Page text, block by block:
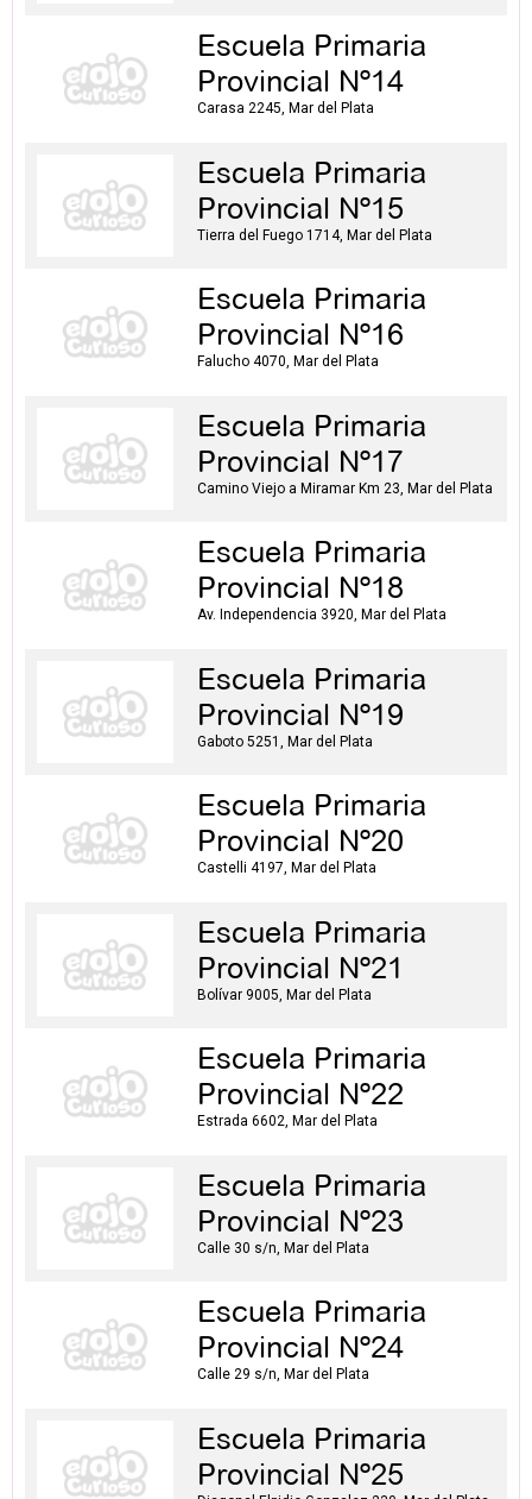
Escuela Primaria
Provincial Nº14
Carasa 2245, Mar del Plata
Escuela Primaria
Provincial Nº15
Tierra del Fuego 1714, Mar del Plata
Escuela Primaria
Provincial Nº16
Falucho 4070, Mar del Plata
Escuela Primaria
Provincial Nº17
Camino Viejo a Miramar Km 23, Mar del Plata
Escuela Primaria
Provincial Nº18
Av. Independencia 3920, Mar del Plata
Escuela Primaria
Provincial Nº19
Gaboto 5251, Mar del Plata
Escuela Primaria
Provincial Nº20
Castelli 4197, Mar del Plata
Escuela Primaria
Provincial Nº21
Bolívar 9005, Mar del Plata
Escuela Primaria
Provincial Nº22
Estrada 6602, Mar del Plata
Escuela Primaria
Provincial Nº23
Calle 30 s/n, Mar del Plata
Escuela Primaria
Provincial Nº24
Calle 29 s/n, Mar del Plata
Escuela Primaria
Provincial Nº25